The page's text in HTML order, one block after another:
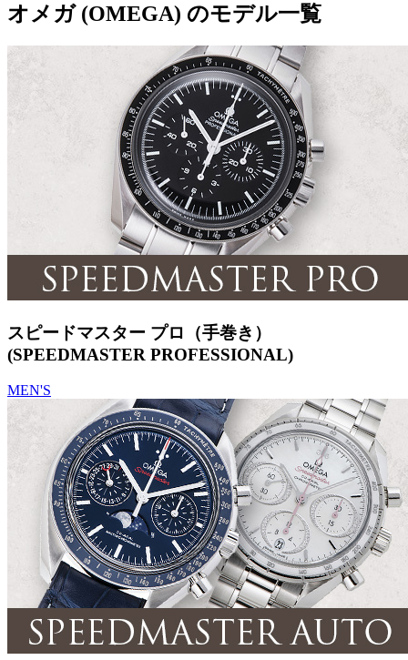
オメガ (OMEGA) のモデル一覧
スピードマスター プロ（手巻き）
(SPEEDMASTER PROFESSIONAL)
MEN'S